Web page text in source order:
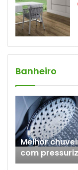
Banheiro
Melhor
com
7 modelos